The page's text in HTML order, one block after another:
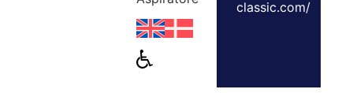
classic.com/